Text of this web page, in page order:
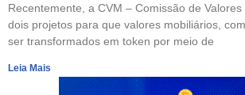
Recentemente, a CVM – Comissão de
dois projetos para que valores mobiliários,
ser transformados em token por meio de
Leia Mais